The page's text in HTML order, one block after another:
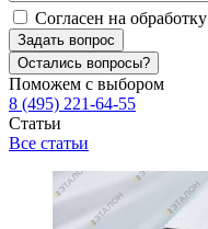
Согласен на обработку
Задать вопрос
Остались вопросы?
Поможем с выбором
8 (495) 221-64-55
Статьи
Все статьи